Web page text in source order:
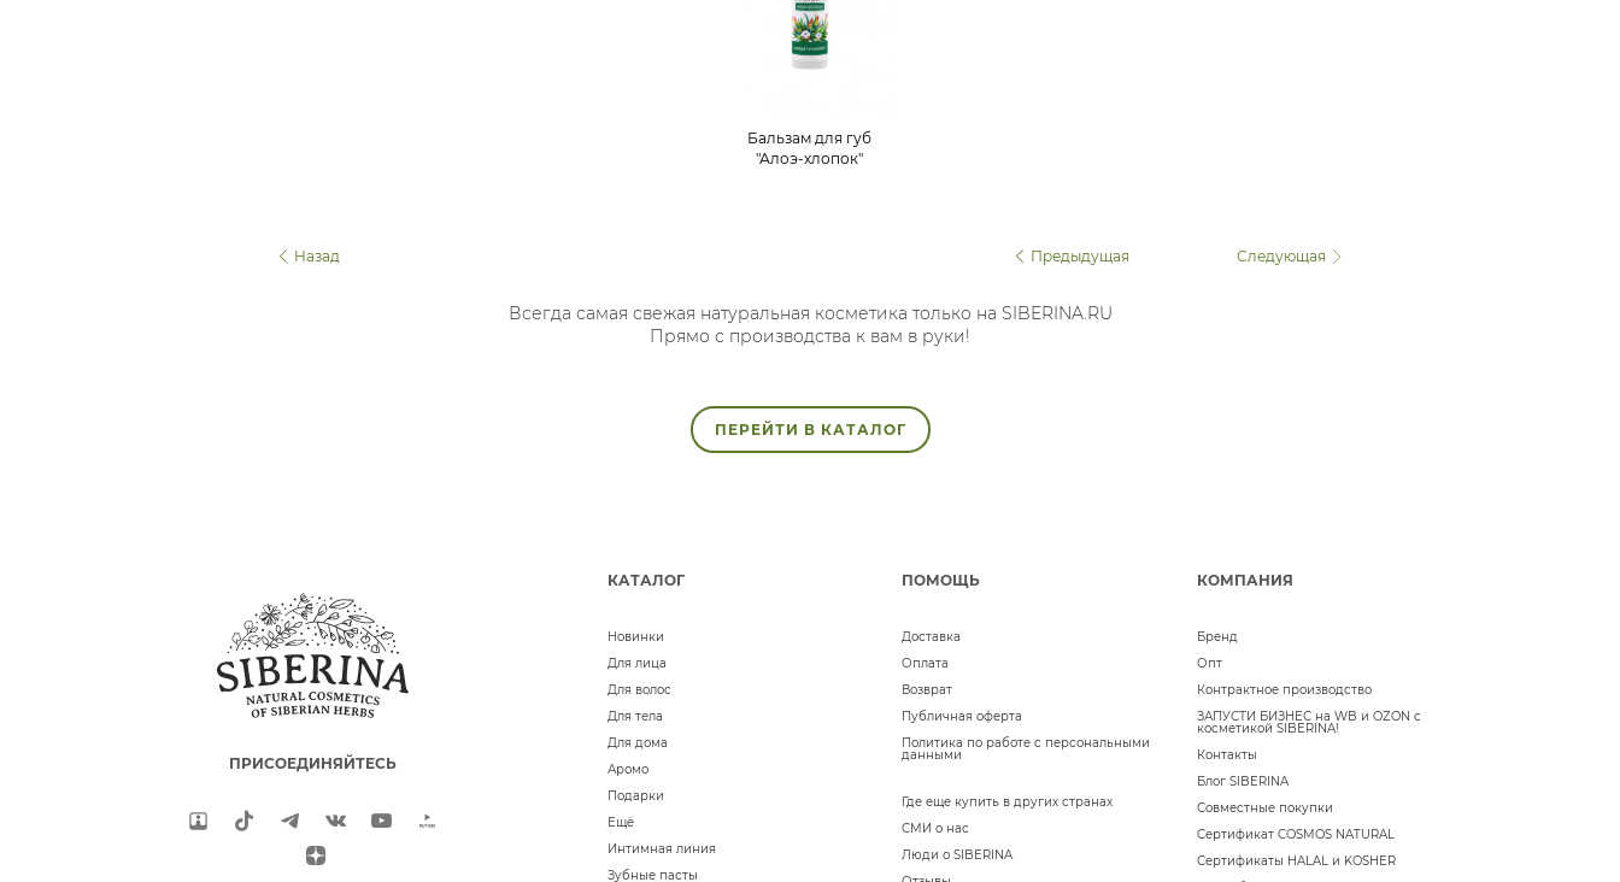
Бальзам для губ
"Алоэ-хлопок"
Назад Предыдущая Следующая
Всегда самая свежая натуральная косметика только на SIBERINA.RU
Прямо с производства к вам в руки!
ПЕРЕЙТИ В КАТАЛОГ
ПРИСОЕДИНЯЙТЕСЬ
КАТАЛОГ
Новинки
Для лица
Для волос
Для тела
Для дома
Аромо
Подарки
Ещё
Интимная линия
Зубные пасты
ПОМОЩЬ
Доставка
Оплата
Возврат
Публичная оферта
Политика по работе с персональными
данными
Где еще купить в других странах
СМИ о нас
Люди о SIBERINA
КОМПАНИЯ
Бренд
Опт
Контрактное производство
ЗАПУСТИ БИЗНЕС на WB и OZON с
косметикой SIBERINA!
Контакты
Блог SIBERINA
Совместные покупки
Сертификат COSMOS NATURAL
Сертификаты HALAL и KOSHER